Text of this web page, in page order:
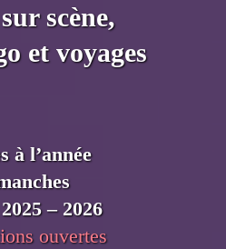
scène,
et voyages
à l’année
– 2026
ouvertes